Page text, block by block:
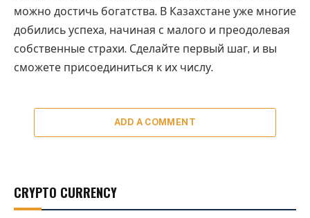
можно достичь богатства. В Казахстане уже многие
добились успеха, начиная с малого и преодолевая
собственные страхи. Сделайте первый шаг, и вы
сможете присоединиться к их числу.
ADD A COMMENT
CRYPTO CURRENCY